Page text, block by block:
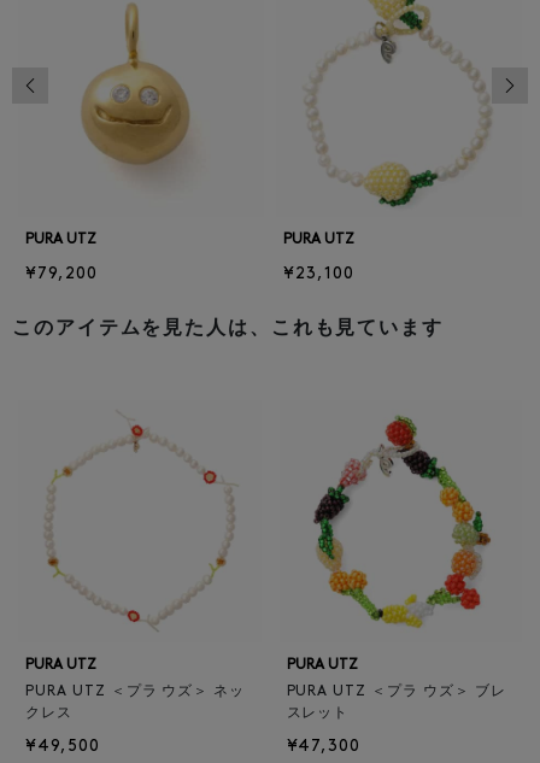
PURA UTZ
¥79,200
PURA UTZ
¥23,100
前の画像
このアイテムを見た人は、これも見ています
PURA UTZ
PURA UTZ ＜プラ ウズ＞ ネッ
クレス
¥49,500
PURA UTZ
PURA UTZ ＜プラ ウズ＞ ブレ
スレット
¥47,300